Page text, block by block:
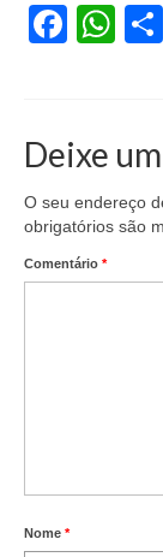
SERVIÇOS
Deixe
O seu endereço
obrigatórios são
Comentário *
Nome *